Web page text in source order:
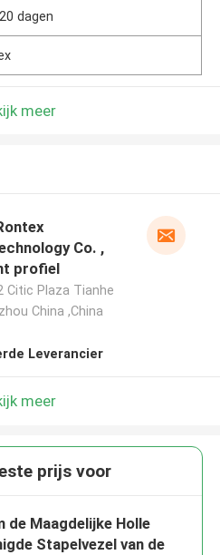
dagen
meer
Co. ,
profiel
Citic Plaza Tianhe
China ,China
Leverancier
meer
prijs voor
de Maagdelijke Holle
Stapelvezel van de